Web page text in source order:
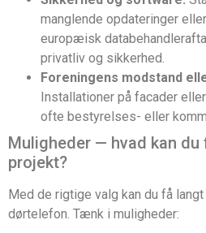
manglende opdateringer
europæisk
privatliv og sikkerhed.
Foreningens modstand
Installationer på facader
ofte bestyrelses- eller
Muligheder — hvad kan
projekt?
Med de rigtige valg kan du få
dørtelefon. Tænk i muligheder: